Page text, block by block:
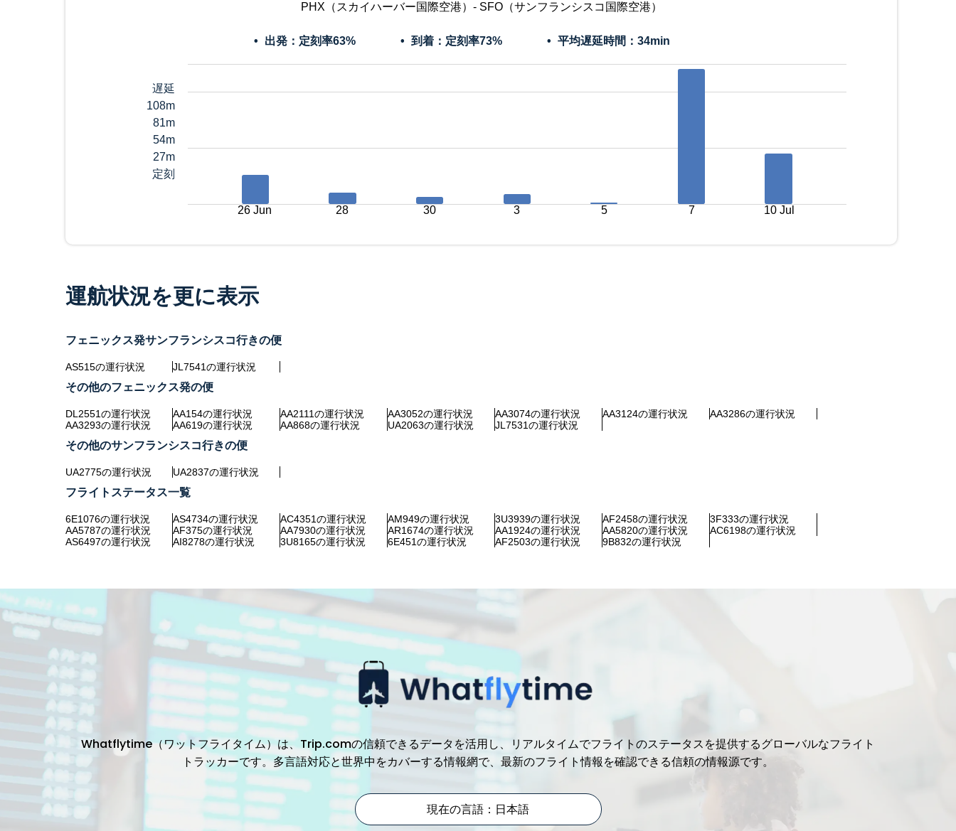
PHX（スカイハーバー国際空港）- SFO（サンフランシスコ国際空港）
出発：定刻率63% 到着：定刻率73% 平均遅延時間： 34min
遅延
108m
81m
54m
27m
定刻
26 Jun 28 30 3 5 7 10 Jul
運航状況を更に表示
フェニックス発サンフランシスコ行きの便
AS515の運行状況 JL7541の運行状況
その他のフェニックス発の便
DL2551の運行状況 AA154の運行状況 AA2111の運行状況 AA3052の運行状況 AA3074の運行状況 AA3124の運行状況
AA3286の運行状況
AA3293の運行状況
AA619の運行状況 AA868の運行状況 UA2063の運行状況 JL7531の運行状況
その他のサンフランシスコ行きの便
UA2775の運行状況 UA2837の運行状況
フライトステータス一覧
6E1076の運行状況 AS4734の運行状況 AC4351の運行状況 AM949の運行状況 3U3939の運行状況 AF2458の運行状況
3F333の運行状況
AA5787の運行状況
AF375の運行状況 AA7930の運行状況 AR1674の運行状況 AA1924の運行状況 AA5820の運行状況
AC6198の運行状況
AS6497の運行状況
AI8278の運行状況 3U8165の運行状況 6E451の運行状況 AF2503の運行状況 9B832の運行状況
Whatflytime（ワットフライタイム）は、Trip.comの信頼できるデータを活用し、リアルタイムでフライトのステータスを提供するグローバルなフライト
トラッカーです。多言語対応と世界中をカバーする情報網で、最新のフライト情報を確認できる信頼の情報源です。
現在の言語：日本語